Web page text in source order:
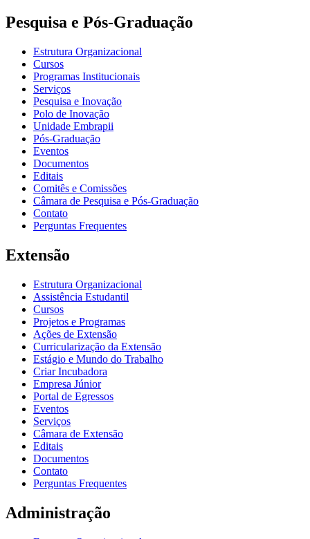
Pesquisa e Pós-Graduação
Estrutura Organizacional
Cursos
Programas Institucionais
Serviços
Pesquisa e Inovação
Polo de Inovação
Unidade Embrapii
Pós-Graduação
Eventos
Documentos
Editais
Comitês e Comissões
Câmara de Pesquisa e Pós-Graduação
Contato
Perguntas Frequentes
Extensão
Estrutura Organizacional
Assistência Estudantil
Cursos
Projetos e Programas
Ações de Extensão
Curricularização da Extensão
Estágio e Mundo do Trabalho
Criar Incubadora
Empresa Júnior
Portal de Egressos
Eventos
Serviços
Câmara de Extensão
Editais
Documentos
Contato
Perguntas Frequentes
Administração